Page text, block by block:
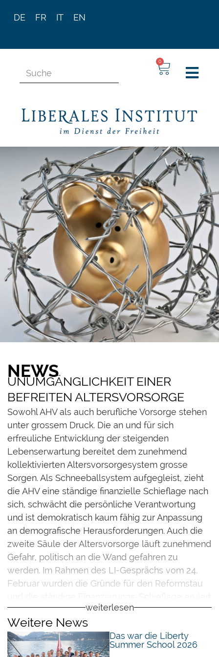
DE FR IT EN
0
NEWS
UNUMGÄNGLICHKEIT EINER
BEFREITEN ALTERSVORSORGE
Sowohl AHV als auch berufliche Vorsorge stehen
unter grossem Druck. Die an und für sich
erfreuliche Entwicklung der steigenden
Lebenserwartung bereitet dem zunehmend
kollektivierten Altersvorsorgesystem grosse
Sorgen. Als Schneeballsystem aufgegleist, zieht
die AHV eine ständige finanzielle Schieflage nach
sich, schwächt die persönliche Verantwortung
und ist demokratisch kaum fähig zur Anpassung
an demografische Herausforderungen. Auch die
zweite Säule der Altersvorsorge läuft zunehmend
Gefahr, politisch an die Wand gefahren zu
werden. Im Rahmen des LI-Gesprächs vom 24.
Februar wurden die Gründe für den Reformstau
sowie die Notwendigkeit einer privaten Vorsorge
vertieft diskutiert.
Einführend ging LI-VizedirektorOlivier Kessler
weiterlesen
Weitere News
Das war die Liberty
Summer School 2026